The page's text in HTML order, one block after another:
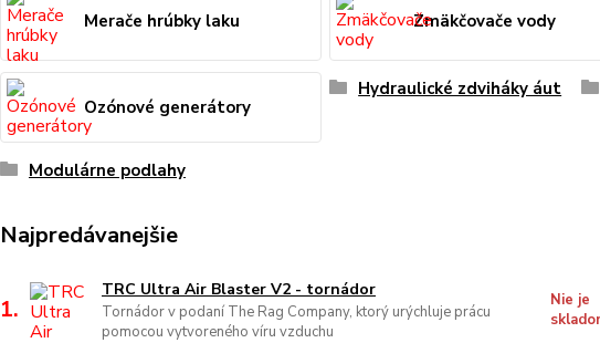
Merače hrúbky laku Zmäkčovače vody
Ozónové generátory
Hydraulické zdviháky áut
Modulárne podlahy
Najpredávanejšie
1.
TRC Ultra Air Blaster V2 - tornádor
Tornádor v podaní The Rag Company, ktorý urýchluje prácu
pomocou vytvoreného víru vzduchu
Nie je